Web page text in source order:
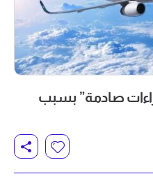
صادمة” بسبب